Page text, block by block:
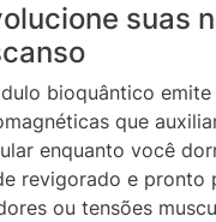
suas
bioquântico emite
que
enquanto você
revigorado e pronto
ou tensões